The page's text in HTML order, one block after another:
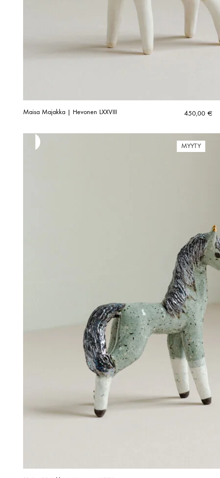
Maisa Majakka | Hevonen LXXVIII 450,00 €
MYYTY